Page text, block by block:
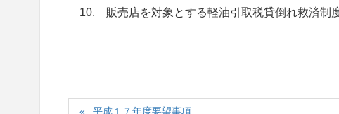
10. 販売店を対象とする軽油引取税貸倒れ救済制
平成１７年度要望事項